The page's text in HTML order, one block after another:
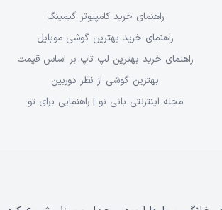
راهنمای خرید کامپیوتر گیمینگ
راهنمای خرید بهترین گوشی موبایل
راهنمای خرید بهترین لپ تاپ بر اساس قیمت
بهترین گوشی از نظر دوربین
مجله اینترنتی بانی نو | راهنمایی برای تو